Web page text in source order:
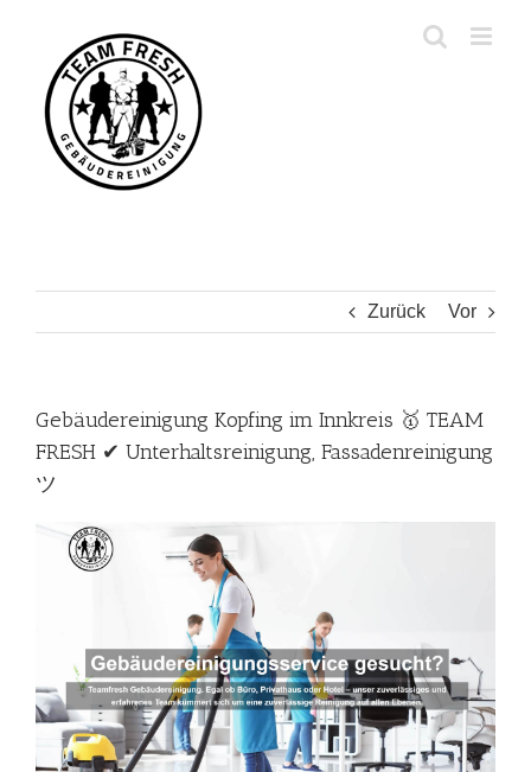
springen
Zurück Vor
Gebäudereinigung Kopfing im Innkreis 🥇 TEAM
FRESH ✔ Unterhaltsreinigung, Fassadenreinigung
ツ